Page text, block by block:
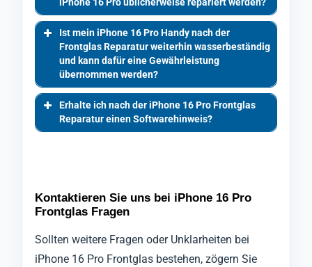
iPhone 16 Pro üblicherweise repariert werden?
Ist mein iPhone 16 Pro Handy nach der
Frontglas Reparatur weiterhin wasserbeständig
und kann dafür eine Gewährleistung
übernommen werden?
Erhalte ich nach der iPhone 16 Pro Frontglas
Reparatur einen Softwarehinweis?
Kontaktieren Sie uns bei iPhone 16 Pro
Frontglas Fragen
Sollten weitere Fragen oder Unklarheiten bei
iPhone 16 Pro Frontglas bestehen, zögern Sie